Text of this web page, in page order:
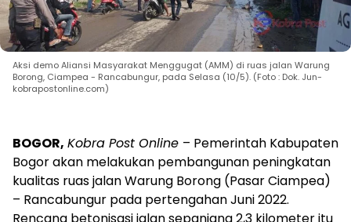
Aksi demo Aliansi Masyarakat Menggugat (AMM) di ruas jalan Warung
Borong, Ciampea - Rancabungur, pada Selasa (10/5). (Foto : Dok. Jun-
kobrapostonline.com)
BOGOR, Kobra Post Online – Pemerintah Kabupaten
Bogor akan melakukan pembangunan peningkatan
kualitas ruas jalan Warung Borong (Pasar Ciampea)
– Rancabungur pada pertengahan Juni 2022.